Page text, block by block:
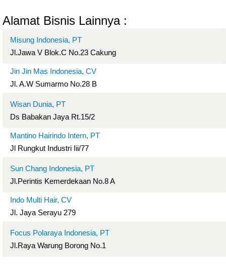
Alamat Bisnis Lainnya :
Misung Indonesia, PT
Jl.Jawa V Blok.C No.23 Cakung
Jin Jin Mas Indonesia, CV
Jl. A.W Sumarmo No.28 B
Wisan Dunia, PT
Ds Babakan Jaya Rt.15/2
Mantino Hairindo Intern, PT
Jl Rungkut Industri Iii/77
Sun Chang Indonesia, PT
Jl.Perintis Kemerdekaan No.8 A
Indo Multi Hair, CV
Jl. Jaya Serayu 279
Focus Polaraya Indonesia, PT
Jl.Raya Warung Borong No.1